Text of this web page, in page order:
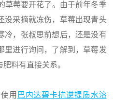
草莓要开花了。由于前年冬季
没采摘就冻伤，草莓出现青头
冷，张叔思前想后，还是没有
里进行询问，了解到，草莓发
料有直接关系。
用 巴内达碧卡抗逆提质水溶